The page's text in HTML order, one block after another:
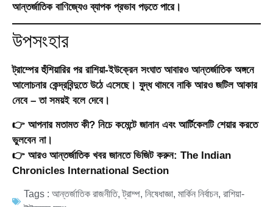
আন্তর্জাতিক বাণিজ্যেও ব্যাপক প্রভাব পড়তে পারে।
উপসংহার
ট্রাম্পের হুঁশিয়ারির পর রাশিয়া-ইউক্রেন সংঘাত আবারও আন্তর্জাতিক অঙ্গনে
আলোচনার কেন্দ্রবিন্দুতে উঠে এসেছে। যুদ্ধ থামবে নাকি আরও জটিল আকার
নেবে – তা সময়ই বলে দেবে।
👉 আপনার মতামত কী? নিচে কমেন্টে জানান এবং আর্টিকেলটি শেয়ার করতে
ভুলবেন না।
👉 আরও আন্তর্জাতিক খবর জানতে ভিজিট করুন: The Indian
Chronicles International Section
Tags : আন্তর্জাতিক রাজনীতি,ট্রাম্প, নিষেধাজ্ঞা, মার্কিন নির্বাচন, রাশিয়া-